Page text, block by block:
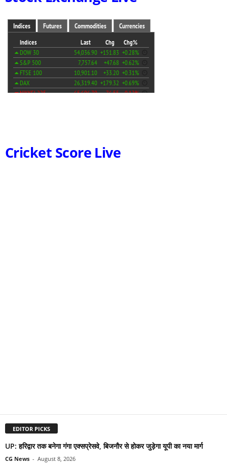
Cricket Score Live
EDITOR PICKS
UP: हरिद्वार तक बनेगा गंगा एक्सप्रेसवे, बिजनौर से होकर जुड़ेगा यूपी का नया मार्ग
CG News - August 8, 2026